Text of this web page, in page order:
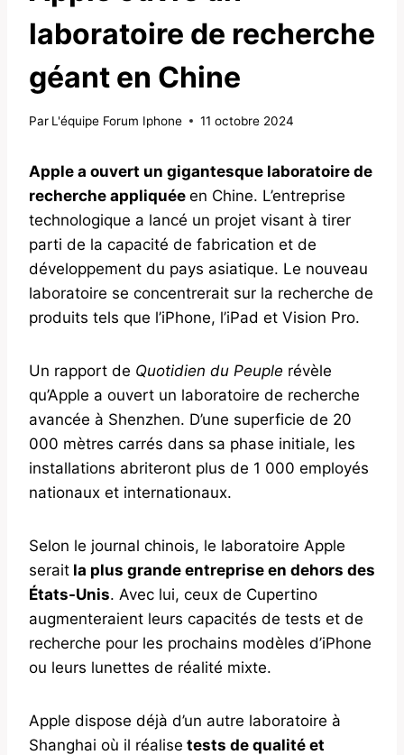
laboratoire de recherche
géant en Chine
Par L'équipe Forum Iphone 11 octobre 2024
Apple a ouvert un gigantesque laboratoire de
recherche appliquée en Chine. L’entreprise
technologique a lancé un projet visant à tirer
parti de la capacité de fabrication et de
développement du pays asiatique. Le nouveau
laboratoire se concentrerait sur la recherche de
produits tels que l’iPhone, l’iPad et Vision Pro.
Un rapport de Quotidien du Peuple révèle
qu’Apple a ouvert un laboratoire de recherche
avancée à Shenzhen. D’une superficie de 20
000 mètres carrés dans sa phase initiale, les
installations abriteront plus de 1 000 employés
nationaux et internationaux.
Selon le journal chinois, le laboratoire Apple
serait la plus grande entreprise en dehors des
États-Unis. Avec lui, ceux de Cupertino
augmenteraient leurs capacités de tests et de
recherche pour les prochains modèles d’iPhone
ou leurs lunettes de réalité mixte.
Apple dispose déjà d’un autre laboratoire à
Shanghai où il réalise tests de qualité et